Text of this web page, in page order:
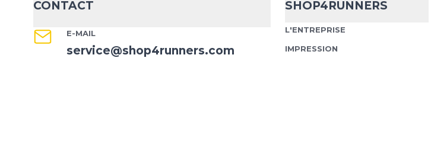
CONTACT
E-MAIL
service@shop4runners.com
SHOP4RUNNERS
L'ENTREPRISE
IMPRESSION